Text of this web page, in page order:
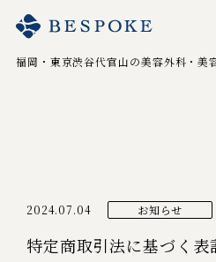
2024.07.04 お知らせ
特定商取引法に基づく表